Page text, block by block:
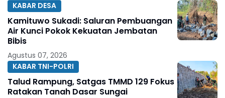
KABAR DESA
Kamituwo Sukadi: Saluran Pembuangan
Air Kunci Pokok Kekuatan Jembatan
Bibis
Agustus 07, 2026
KABAR TNI-POLRI
Talud Rampung, Satgas TMMD 129 Fokus
Ratakan Tanah Dasar Sungai